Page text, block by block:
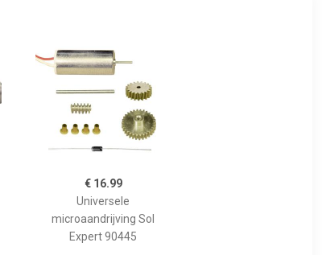
€ 16.99
Universele
microaandrijving Sol
Expert 90445